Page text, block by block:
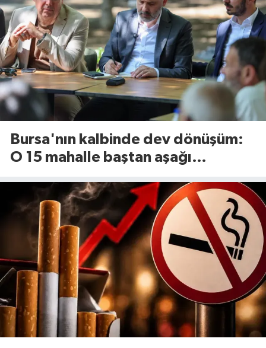
Bursa'nın kalbinde dev dönüşüm:
O 15 mahalle baştan aşağı